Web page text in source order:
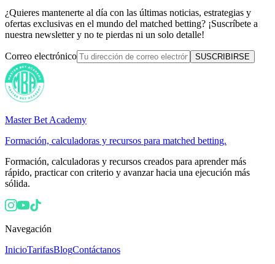
¿Quieres mantenerte al día con las últimas noticias, estrategias y
ofertas exclusivas en el mundo del matched betting? ¡Suscríbete a
nuestra newsletter y no te pierdas ni un solo detalle!
Correo electrónico SUSCRIBIRSE
Master Bet Academy
Formación, calculadoras y recursos para matched betting.
Formación, calculadoras y recursos creados para aprender más
rápido, practicar con criterio y avanzar hacia una ejecución más
sólida.
Navegación
InicioTarifasBlogContáctanos